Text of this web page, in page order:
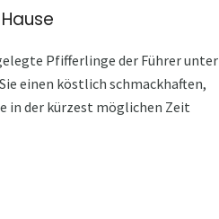
Pfifferlinge der Führer unter
einen köstlich schmackhaften,
in der kürzest möglichen Zeit